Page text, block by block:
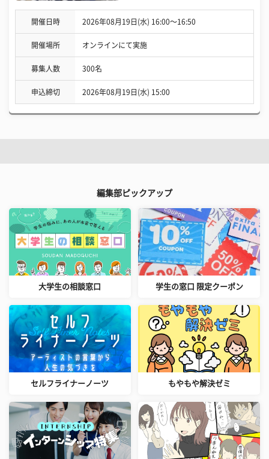
開催日時 2026年08月19日(水) 16:00〜16:50
開催場所 オンラインにて実施
募集人数 300名
申込締切 2026年08月19日(水) 15:00
編集部ピックアップ
大学生の相談窓口 学生の窓口 限定クーポン
セルフライナーノーツ もやもや解決ゼミ